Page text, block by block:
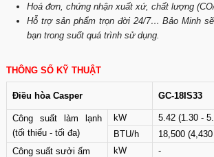
Hoá đơn, chứng nhận xuất xứ, chất lượng
Hỗ trợ sản phẩm trọn đời 24/7… Bảo Minh
bạn trong suốt quá trình sử dụng.
THÔNG SỐ KỸ THUẬT
Điều hòa Casper GC-18IS33
Công suất làm lạnh
(tối thiểu - tối đa)
kW
5.42 (1.30 -
BTU/h
18,500
Công suất sưởi ấm
kW
-